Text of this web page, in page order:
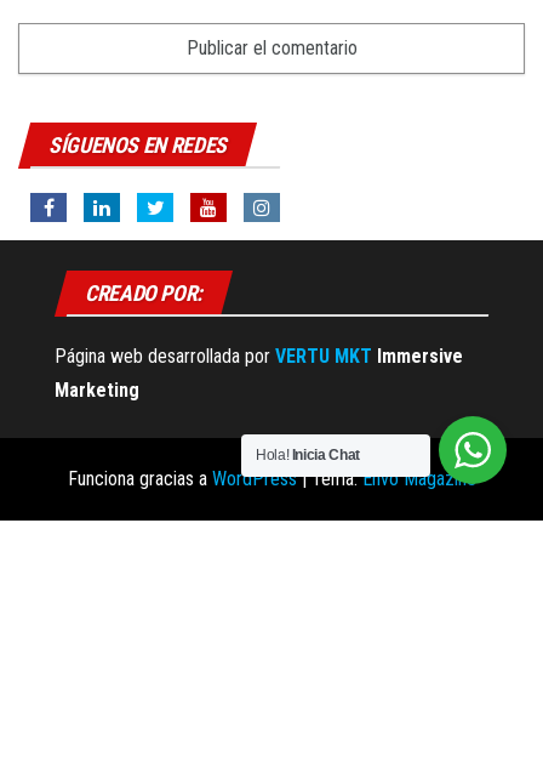
SÍGUENOS EN REDES
CREADO POR:
Página web desarrollada por VERTU MKT Immersive
Marketing
Funciona gracias a WordPress |Tema:Envo Magazine
Hola! Inicia Chat